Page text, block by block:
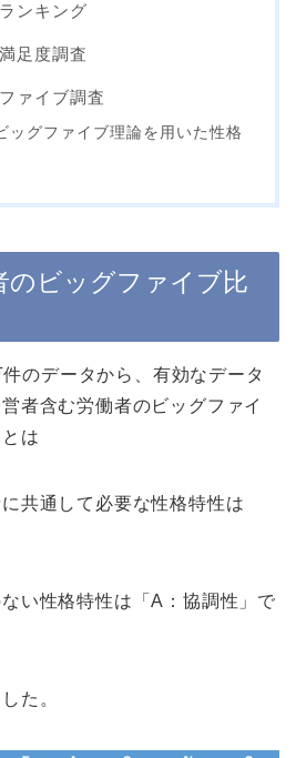
ンキング
足度調査
ァイブ調査
ッグファイブ理論を用いた性格
のビッグファイブ比
のデータから、有効なデータ
者含む労働者のビッグファイ
は
共通して必要な性格特性は
い性格特性は「A：協調性」で
た。